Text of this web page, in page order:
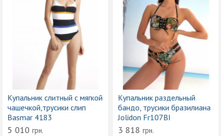
Купальник слитный с мягкой
чашечкой,трусики слип
Basmar 4183
5 010 грн.
Купальник раздельный
бандо, трусики бразилиана
Jolidon Fr107BI
3 818 грн.